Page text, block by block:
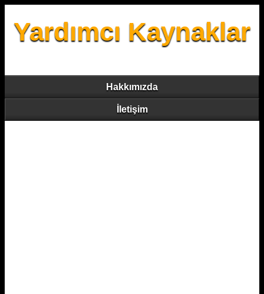
Yardımcı Kaynaklar
Hakkımızda
İletişim